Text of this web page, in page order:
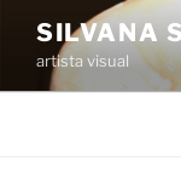
contenido
SILVANA
artista visual